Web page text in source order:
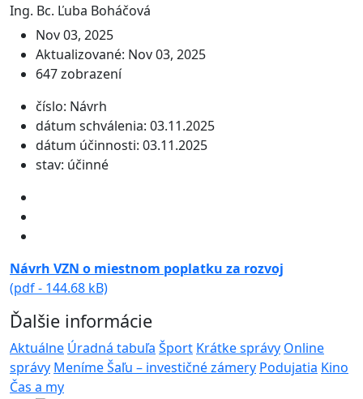
Ing. Bc. Ľuba Boháčová
Nov 03, 2025
Aktualizované: Nov 03, 2025
647 zobrazení
číslo: Návrh
dátum schválenia: 03.11.2025
dátum účinnosti: 03.11.2025
stav: účinné
Návrh VZN o miestnom poplatku za rozvoj
(pdf - 144.68 kB)
Ďalšie informácie
Aktuálne Úradná tabuľa Šport Krátke správy Online
správy Meníme Šaľu – investičné zámery Podujatia Kino
Čas a my